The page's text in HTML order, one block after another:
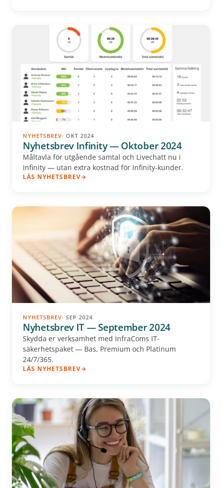
NYHETSBREV· OKT 2024
Nyhetsbrev Infinity — Oktober 2024
Måltavla för utgående samtal och Livechatt nu i
Infinity — utan extra kostnad för Infinity-kunder.
LÄS NYHETSBREV
NYHETSBREV· SEP 2024
Nyhetsbrev IT — September 2024
Skydda er verksamhet med InfraComs IT-
säkerhetspaket — Bas, Premium och Platinum
24/7/365.
LÄS NYHETSBREV